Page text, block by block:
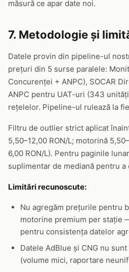
măsură ce apar date noi.
7. Metodologie și
Datele provin din pipeline-ul
prețuri din 5 surse paralele:
Concurenței + ANPC), SOCAR
ANPC pentru UAT-uri (343
rețelelor. Pipeline-ul rulează la
Filtru de outlier strict aplicat
5,50–12,00 RON/L; motorină
6,00 RON/L). Pentru paginile
suplimentar de mediană pentru
Limitări recunoscute:
Nu agregăm prețurile pentru
motorine premium per stație
pentru consistența datelor
Datele AdBlue și CNG nu
(volume mici, raportare